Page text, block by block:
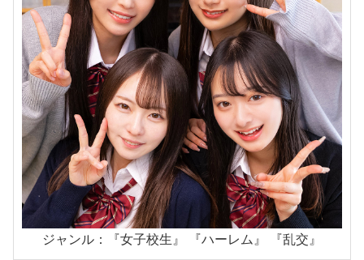
ジャンル：『女子校生』 『ハーレム』 『乱交』